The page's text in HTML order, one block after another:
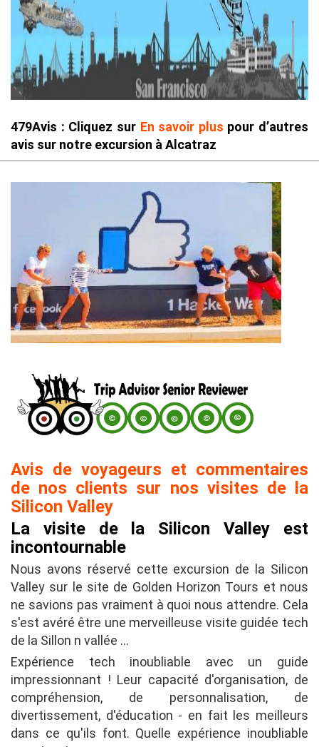
479Avis : Cliquez sur En savoir plus pour d’autres
avis sur notre excursion à Alcatraz
Avis de voyageurs et commentaires
de nos clients sur nos visites de la
Silicon Valley
La visite de la Silicon Valley est
incontournable
Nous avons réservé cette excursion de la Silicon
Valley sur le site de Golden Horizon Tours et nous
ne savions pas vraiment à quoi nous attendre. Cela
s'est avéré être une merveilleuse visite guidée tech
de la Sillon n vallée …
Expérience tech inoubliable avec un guide
impressionnant ! Leur capacité d'organisation, de
compréhension, de personnalisation, de
divertissement, d'éducation - en fait les meilleurs
dans ce qu'ils font. Quelle expérience inoubliable